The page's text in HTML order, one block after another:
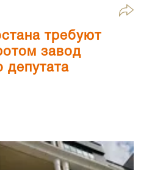
требуют
завод
депутата